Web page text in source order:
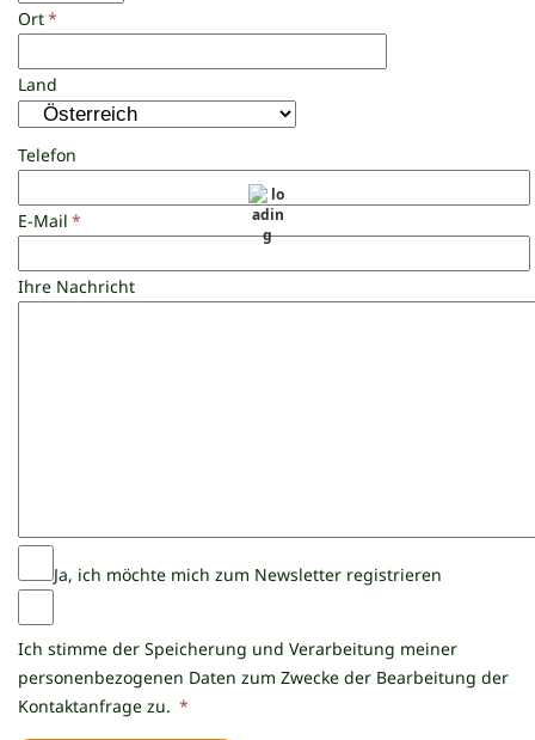
Ort*
Land
Telefon
E-Mail *
Ihre Nachricht
Ja, ich möchte mich zum Newsletter registrieren
Ich stimme der Speicherung und Verarbeitung meiner
personenbezogenen Daten zum Zwecke der Bearbeitung der
Kontaktanfrage zu. *